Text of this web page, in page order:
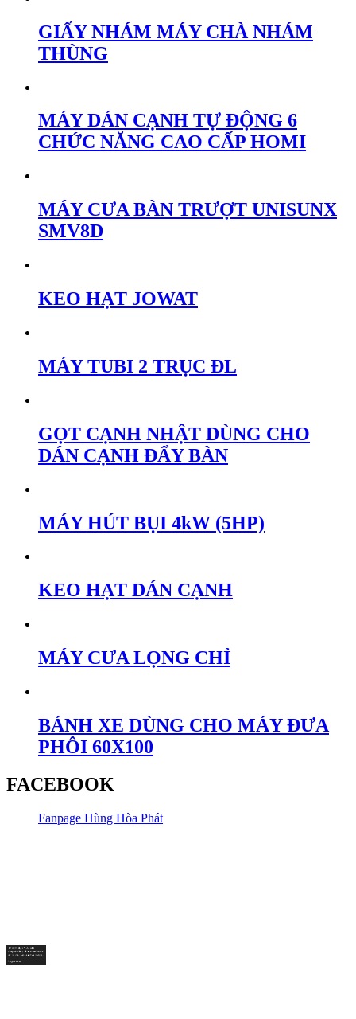
GIẤY NHÁM MÁY CHÀ NHÁM
THÙNG
MÁY DÁN CẠNH TỰ ĐỘNG 6
CHỨC NĂNG CAO CẤP HOMI
MÁY CƯA BÀN TRƯỢT UNISUNX
SMV8D
KEO HẠT JOWAT
MÁY TUBI 2 TRỤC ĐL
GỌT CẠNH NHẬT DÙNG CHO
DÁN CẠNH ĐẨY BÀN
MÁY HÚT BỤI 4kW (5HP)
KEO HẠT DÁN CẠNH
MÁY CƯA LỌNG CHỈ
BÁNH XE DÙNG CHO MÁY ĐƯA
PHÔI 60X100
FACEBOOK
Fanpage Hùng Hòa Phát